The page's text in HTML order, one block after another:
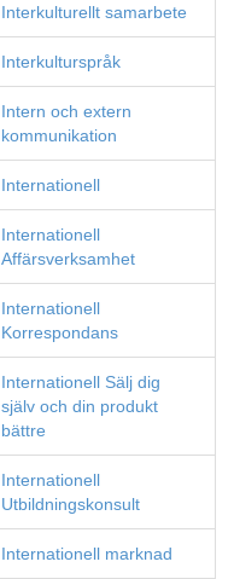
Interkulturellt samarbete
Interkulturspråk
Intern och extern
kommunikation
Internationell
Internationell
Affärsverksamhet
Internationell
Korrespondans
Internationell Sälj dig
själv och din produkt
bättre
Internationell
Utbildningskonsult
Internationell marknad